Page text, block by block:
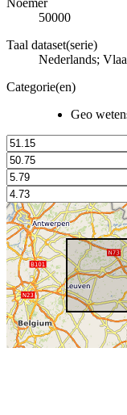
50000
Taal dataset(serie)
Nederlands;
Categorie(en)
Geo